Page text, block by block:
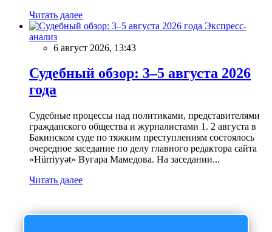
Читать далее
Экспресс-
анализ
6 август 2026, 13:43
Судебный обзор: 3–5 августа 2026
года
Судебные процессы над политиками, представителями
гражданского общества и журналистами 1. 2 августа в
Бакинском суде по тяжким преступлениям состоялось
очередное заседание по делу главного редактора сайта
«Hürriyyət» Вугара Мамедова. На заседании...
Читать далее